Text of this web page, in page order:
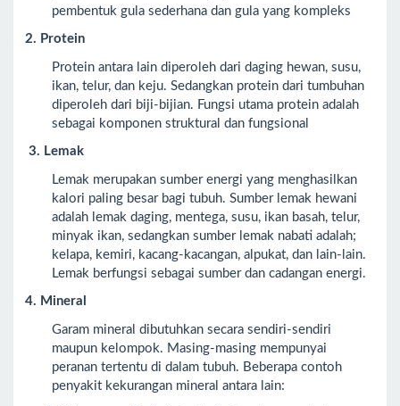
pembentuk gula sederhana dan gula yang kompleks
2. Protein
Protein antara lain diperoleh dari daging hewan, susu,
ikan, telur, dan keju. Sedangkan protein dari tumbuhan
diperoleh dari biji-bijian. Fungsi utama protein adalah
sebagai komponen struktural dan fungsional
3. Lemak
Lemak merupakan sumber energi yang menghasilkan
kalori paling besar bagi tubuh. Sumber lemak hewani
adalah lemak daging, mentega, susu, ikan basah, telur,
minyak ikan, sedangkan sumber lemak nabati adalah;
kelapa, kemiri, kacang-kacangan, alpukat, dan lain-lain.
Lemak berfungsi sebagai sumber dan cadangan energi.
4. Mineral
Garam mineral dibutuhkan secara sendiri-sendiri
maupun kelompok. Masing-masing mempunyai
peranan tertentu di dalam tubuh. Beberapa contoh
penyakit kekurangan mineral antara lain: